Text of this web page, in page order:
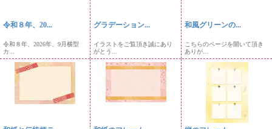
令和８年、20...
令和８年、2026年、9月横型
カ...
グラデーション...
イラストをご覧頂き誠にあり
がとう...
和風グリーンの...
こちらのページを開いて頂き
ありが...